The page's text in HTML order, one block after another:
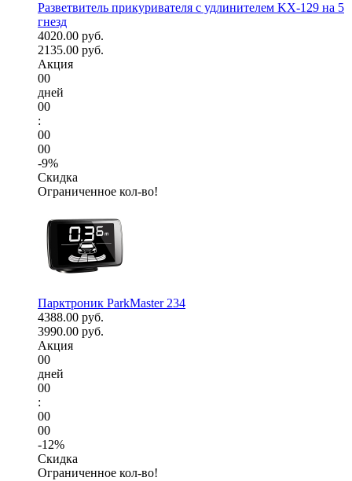
Разветвитель прикуривателя с удлинителем KX-129 на 5
гнезд
4020.00 руб.
2135.00 руб.
Акция
00
дней
00
:
00
00
-9%
Скидка
Ограниченное кол-во!
Парктроник ParkMaster 234
4388.00 руб.
3990.00 руб.
Акция
00
дней
00
:
00
00
-12%
Скидка
Ограниченное кол-во!